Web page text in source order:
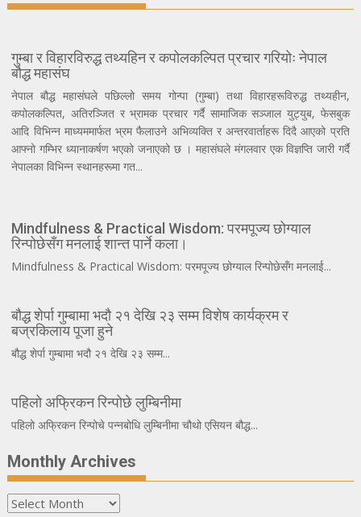
गुम्बा र विहारविरुद्ध तथ्यहिन र कपोलकल्पित प्रचार गरियोः नेपाल
बौद्ध महासंघ
नेपाल बौद्ध महासंघले पछिल्लो समय गोन्पा (गुम्बा) तथा विहारहरूविरुद्ध तथ्यहीन,
कपोलकल्पित, अतिरञ्जित र भ्रामक प्रचार गर्दै सामाजिक सञ्जाल युट्युब, फेसबुक
आदि विभिन्न माध्यममार्फत भ्रम फैलाउने अभिव्यक्ति र अन्तरवार्ताहरू दिदै आएको प्रति
आफ्नो गम्भिर ध्यानाकर्षण भएको जनाएको छ । महासंघले मंगलवार एक विज्ञप्ति जारी गर्दै
नेपालका विभिन्न स्थानहरूमा गत...
Mindfulness & Practical Wisdom: परमपूज्य छोग्याल
रिन्पोछेसँग मनलाई शान्त पार्ने कला।
Mindfulness & Practical Wisdom: परमपूज्य छोग्याल रिन्पोछेसँग मनलाई...
बौद्ध शेर्पा गुम्बामा भदौ २१ देखि २३ सम्म विशेष कार्यक्रम र
बज्रकिलाय पूजा हुने
बौद्ध शेर्पा गुम्बामा भदौ २१ देखि २३ सम्म...
पहिलो अफ्रिकन रिन्पोछे लुम्बिनीमा
पहिलो अफ्रिकन रिन्पोचे पन्नबोधि लुम्बिनीमा चौथो एसियन बौद्ध...
Monthly Archives
Monthly